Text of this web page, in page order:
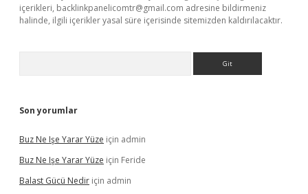
içerikleri, backlinkpanelicomtr@gmail.com adresine bildirmeniz
halinde, ilgili içerikler yasal süre içerisinde sitemizden kaldırılacaktır.
Son yorumlar
Buz Ne Işe Yarar Yüze için admin
Buz Ne Işe Yarar Yüze için Feride
Balast Gücü Nedir için admin